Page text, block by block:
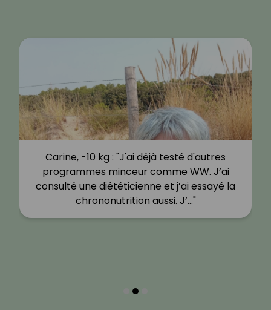
Carine, -10 kg : "J'ai déjà testé d'autres
programmes minceur comme WW. J’ai
consulté une diététicienne et j’ai essayé la
chrononutrition aussi. J’…"